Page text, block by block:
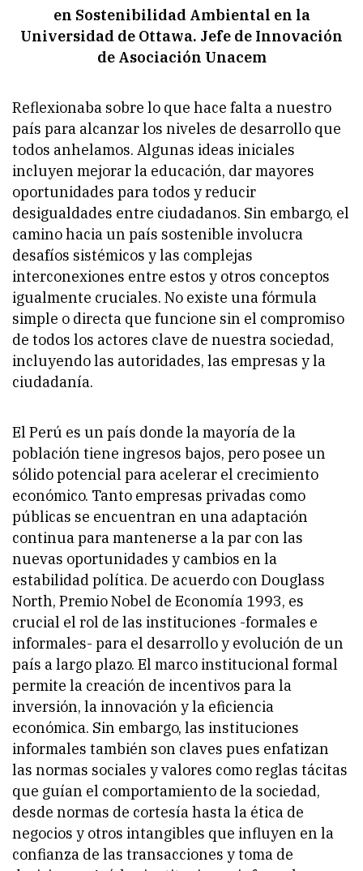
en Sostenibilidad Ambiental en la
Universidad de Ottawa. Jefe de Innovación
de Asociación Unacem
Reflexionaba sobre lo que hace falta a nuestro
país para alcanzar los niveles de desarrollo que
todos anhelamos. Algunas ideas iniciales
incluyen mejorar la educación, dar mayores
oportunidades para todos y reducir
desigualdades entre ciudadanos. Sin embargo, el
camino hacia un país sostenible involucra
desafíos sistémicos y las complejas
interconexiones entre estos y otros conceptos
igualmente cruciales. No existe una fórmula
simple o directa que funcione sin el compromiso
de todos los actores clave de nuestra sociedad,
incluyendo las autoridades, las empresas y la
ciudadanía.
El Perú es un país donde la mayoría de la
población tiene ingresos bajos, pero posee un
sólido potencial para acelerar el crecimiento
económico. Tanto empresas privadas como
públicas se encuentran en una adaptación
continua para mantenerse a la par con las
nuevas oportunidades y cambios en la
estabilidad política. De acuerdo con Douglass
North, Premio Nobel de Economía 1993, es
crucial el rol de las instituciones -formales e
informales- para el desarrollo y evolución de un
país a largo plazo. El marco institucional formal
permite la creación de incentivos para la
inversión, la innovación y la eficiencia
económica. Sin embargo, las instituciones
informales también son claves pues enfatizan
las normas sociales y valores como reglas tácitas
que guían el comportamiento de la sociedad,
desde normas de cortesía hasta la ética de
negocios y otros intangibles que influyen en la
confianza de las transacciones y toma de